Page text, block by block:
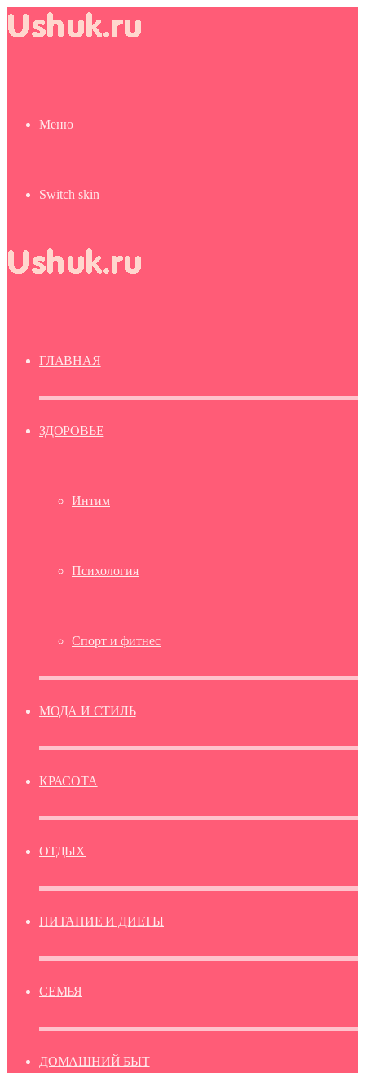
Меню
Switch skin
ГЛАВНАЯ
ЗДОРОВЬЕ
Интим
Психология
Спорт и фитнес
МОДА И СТИЛЬ
КРАСОТА
ОТДЫХ
ПИТАНИЕ И ДИЕТЫ
СЕМЬЯ
ДОМАШНИЙ БЫТ